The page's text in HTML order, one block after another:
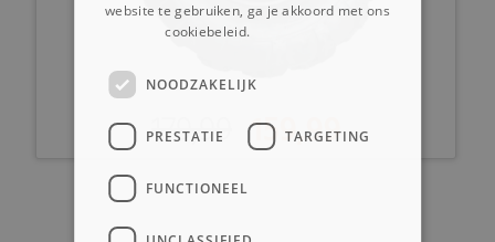
179,99 159,99
website te gebruiken, ga je akkoord met ons
cookiebeleid.
NOODZAKELIJK
PRESTATIE TARGETING
FUNCTIONEEL